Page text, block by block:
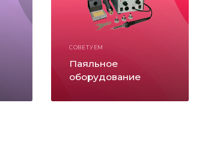
СОВЕТУЕМ
Паяльное
оборудование